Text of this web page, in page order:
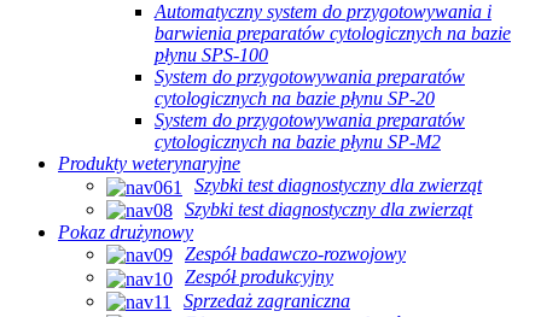
Automatyczny system do przygotowywania i
barwienia preparatów cytologicznych na bazie
płynu SPS-100
System do przygotowywania preparatów
cytologicznych na bazie płynu SP-20
System do przygotowywania preparatów
cytologicznych na bazie płynu SP-M2
Produkty weterynaryjne
Szybki test diagnostyczny dla zwierząt
Szybki test diagnostyczny dla zwierząt
Pokaz drużynowy
Zespół badawczo-rozwojowy
Zespół produkcyjny
Sprzedaż zagraniczna